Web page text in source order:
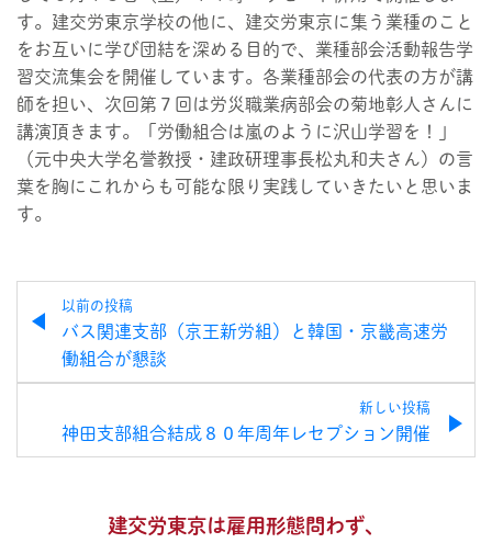
す。建交労東京学校の他に、建交労東京に集う業種のこと
をお互いに学び団結を深める目的で、業種部会活動報告学
習交流集会を開催しています。各業種部会の代表の方が講
師を担い、次回第７回は労災職業病部会の菊地彰人さんに
講演頂きます。「労働組合は嵐のように沢山学習を！」
（元中央大学名誉教授・建政研理事長松丸和夫さん）の言
葉を胸にこれからも可能な限り実践していきたいと思いま
す。
以前の投稿
バス関連支部（京王新労組）と韓国・京畿高速労
働組合が懇談
新しい投稿
神田支部組合結成８０年周年レセプション開催
建交労東京は雇用形態問わず、